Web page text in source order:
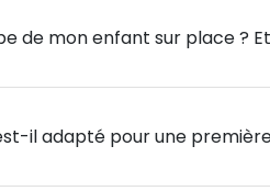
grimpe, les rappels et les
Aqualudique (1 sortie) 🏊‍♂️
toboggans géants et
de mon enfant sur place ?
il adapté pour une